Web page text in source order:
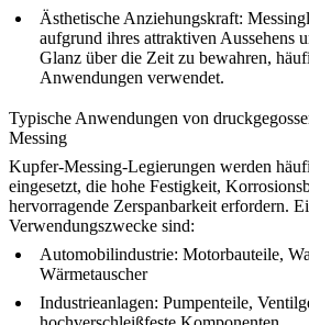
Ästhetische Anziehungskraft:
aufgrund ihres attraktiven Aussehens
Glanz über die Zeit zu bewahren,
Anwendungen verwendet.
Typische Anwendungen von
Messing
Kupfer-Messing-Legierungen werden
eingesetzt, die hohe Festigkeit,
hervorragende Zerspanbarkeit erfordern.
Verwendungszwecke sind:
Automobilindustrie: Motorbauteile,
Wärmetauscher
Industrieanlagen: Pumpenteile,